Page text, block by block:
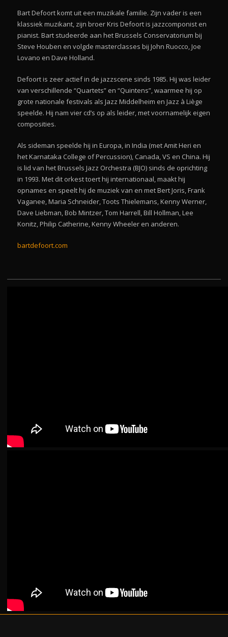
Bart Defoort komt uit een muzikale familie. Zijn vader is een
klassiek muzikant, zijn broer Kris Defoort is jazzcomponist en
pianist. Bart studeerde aan het Brussels Conservatorium bij
Steve Houben en volgde masterclasses bij John Ruocco, Joe
Lovano en Dave Holland.
Defoort is zeer actief in de jazzscene sinds 1985. Hij was leider
van verschillende “Quartets” en “Quintens”, waarmee hij op
grote nationale festivals als Jazz Middelheim en Jazz à Liège
speelde. Hij nam vier cd’s op als leider, met voornamelijk eigen
composities.
Als sideman speelde hij in Europa, in India (met Amit Heri en
het Karnataka College of Percussion), Canada, VS en China. Hij
is lid van het Brussels Jazz Orchestra (BJO) sinds de oprichting
in 1993. Met dit orkest toert hij internationaal, maakt hij
opnames en speelt hij de muziek van en met Bert Joris, Frank
Vaganee, Maria Schneider, Toots Thielemans, Kenny Werner,
Dave Liebman, Bob Mintzer, Tom Harrell, Bill Hollman, Lee
Konitz, Philip Catherine, Kenny Wheeler en anderen.
bartdefoort.com